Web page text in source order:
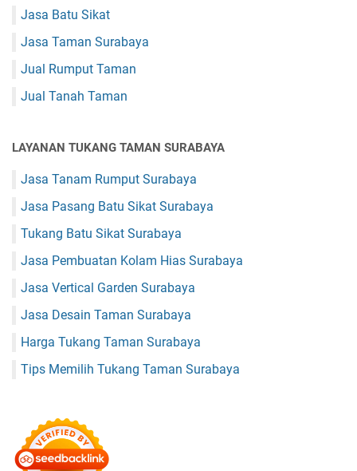
Jasa Batu Sikat
Jasa Taman Surabaya
Jual Rumput Taman
Jual Tanah Taman
LAYANAN TUKANG TAMAN SURABAYA
Jasa Tanam Rumput Surabaya
Jasa Pasang Batu Sikat Surabaya
Tukang Batu Sikat Surabaya
Jasa Pembuatan Kolam Hias Surabaya
Jasa Vertical Garden Surabaya
Jasa Desain Taman Surabaya
Harga Tukang Taman Surabaya
Tips Memilih Tukang Taman Surabaya